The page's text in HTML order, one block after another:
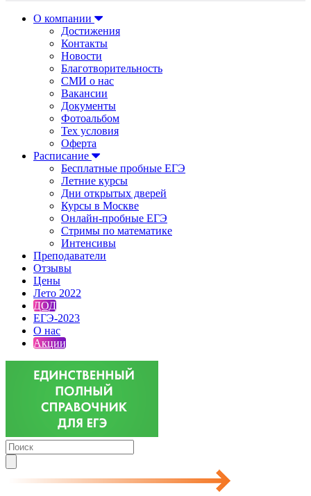
О компании
Достижения
Контакты
Новости
Благотворительность
СМИ о нас
Вакансии
Документы
Фотоальбом
Тех условия
Оферта
Расписание
Бесплатные пробные ЕГЭ
Летние курсы
Дни открытых дверей
Курсы в Москве
Онлайн-пробные ЕГЭ
Стримы по математике
Интенсивы
Преподаватели
Отзывы
Цены
Лето 2022
ДОД
ЕГЭ-2023
О нас
Акции